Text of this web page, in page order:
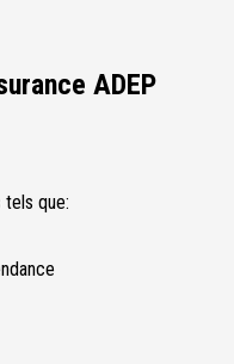
ADEP
tels que: